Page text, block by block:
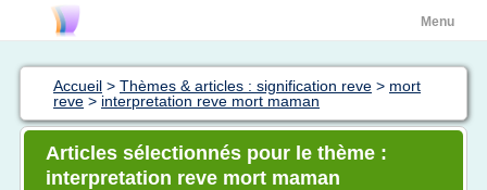
Menu
Accueil > Thèmes & articles : signification reve > mort
reve > interpretation reve mort maman
Articles sélectionnés pour le thème :
interpretation reve mort maman